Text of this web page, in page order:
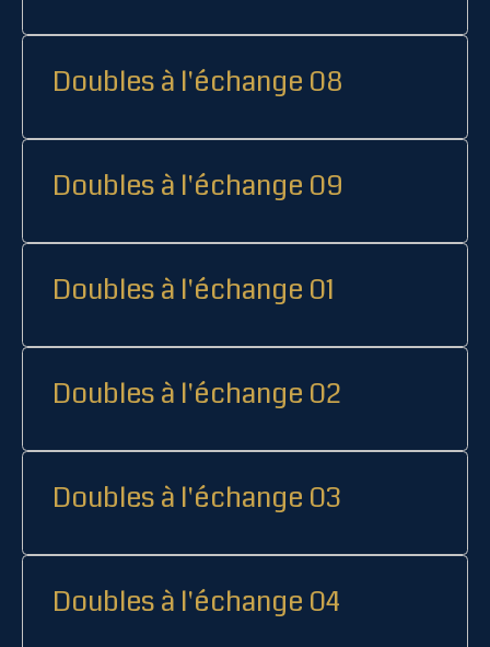
Doubles à l'échange 08
Doubles à l'échange 09
Doubles à l'échange 01
Doubles à l'échange 02
Doubles à l'échange 03
Doubles à l'échange 04